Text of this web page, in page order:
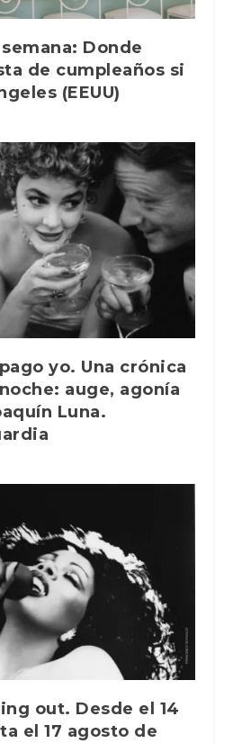
Donde
de cumpleaños si
(EEUU)
yo. Una crónica
auge, agonía
Luna.
out. Desde el 14
el 17 agosto de